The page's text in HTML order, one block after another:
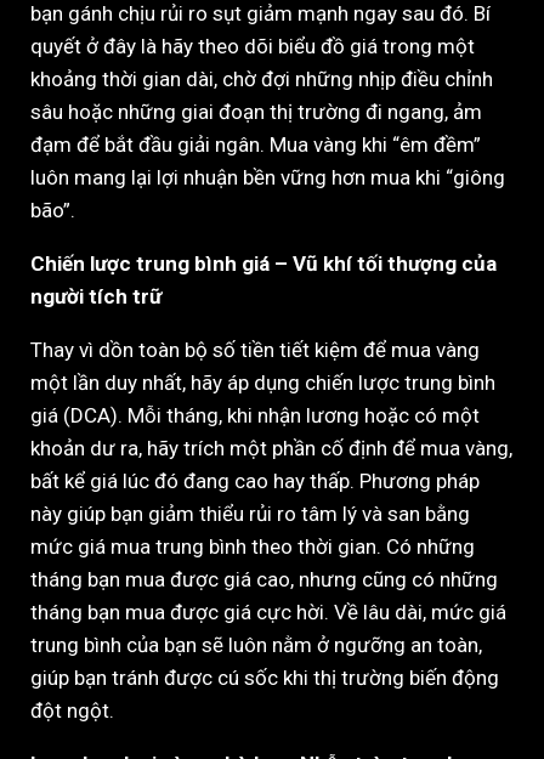
bạn gánh chịu rủi ro sụt giảm mạnh ngay sau đó. Bí
quyết ở đây là hãy theo dõi biểu đồ giá trong một
khoảng thời gian dài, chờ đợi những nhịp điều chỉnh
sâu hoặc những giai đoạn thị trường đi ngang, ảm
đạm để bắt đầu giải ngân. Mua vàng khi “êm đềm”
luôn mang lại lợi nhuận bền vững hơn mua khi “giông
bão”.
Chiến lược trung bình giá – Vũ khí tối thượng của
người tích trữ
Thay vì dồn toàn bộ số tiền tiết kiệm để mua vàng
một lần duy nhất, hãy áp dụng chiến lược trung bình
giá (DCA). Mỗi tháng, khi nhận lương hoặc có một
khoản dư ra, hãy trích một phần cố định để mua vàng,
bất kể giá lúc đó đang cao hay thấp. Phương pháp
này giúp bạn giảm thiểu rủi ro tâm lý và san bằng
mức giá mua trung bình theo thời gian. Có những
tháng bạn mua được giá cao, nhưng cũng có những
tháng bạn mua được giá cực hời. Về lâu dài, mức giá
trung bình của bạn sẽ luôn nằm ở ngưỡng an toàn,
giúp bạn tránh được cú sốc khi thị trường biến động
đột ngột.